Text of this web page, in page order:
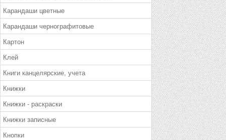
Карандаши цветные
Карандаши чернографитовые
Картон
Клей
Книги канцелярские, учета
Книжки
Книжки - раскраски
Книжки записные
Кнопки